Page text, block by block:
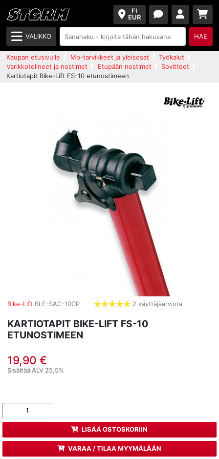
FI
EUR
VALIKKO HAE
Kaupan etusivulle Mp-tarvikkeet ja yleisosat
Työkalut
Varikkotelineet ja nostimet
Etupään nostimet
Sovitteet
Kartiotapit Bike-Lift FS-10 etunostimeen
Bike-Lift BLE-SAC-10CP
tähdet
2 käyttäjäarviota
KARTIOTAPIT BIKE-LIFT FS-10
ETUNOSTIMEEN
19,90 €
Sisältää ALV 25,5%
LISÄÄ OSTOSKORIIN
VARAA / TILAA MYYMÄLÄÄN